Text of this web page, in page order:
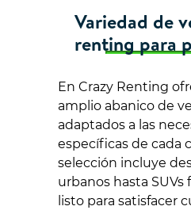
Variedad de
renting para
En Crazy Renting
amplio abanico de
adaptados a las
específicas de cada
selección incluye
urbanos hasta SUVs
listo para satisfacer